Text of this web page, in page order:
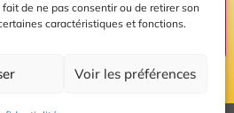
de ne pas consentir ou de retirer son
caractéristiques et fonctions.
Voir les préférences